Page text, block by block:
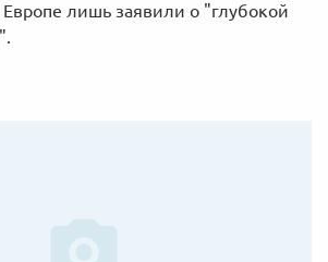
Европе лишь заявили о "глубокой